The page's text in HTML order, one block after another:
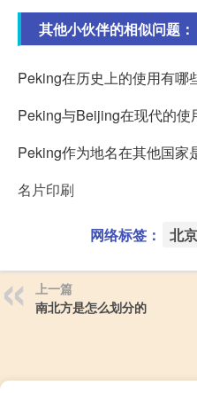
其他小伙伴的相似问题：
Peking在历史上的使用有哪
Peking与Beijing在现代的使
Peking作为地名在其他国家
名片印刷
网络标签： 北京
上一篇
南北方是怎么划分的